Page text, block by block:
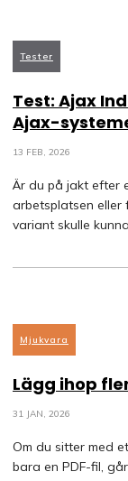
Tester
Test: Ajax
Ajax-
13 FEB, 2026
Är du på jakt efter
arbetsplatsen eller
variant skulle
Mjukvara
Lägg ihop
31 JAN, 2026
Om du sitter med
bara en PDF-fil,